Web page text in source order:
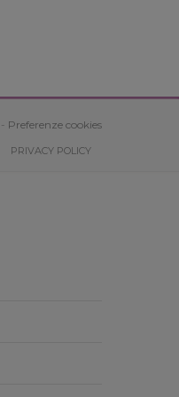
- Preferenze cookies
PRIVACY POLICY